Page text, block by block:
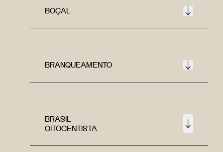
BOÇAL
BRANQUEAMENTO
BRASIL
OITOCENTISTA